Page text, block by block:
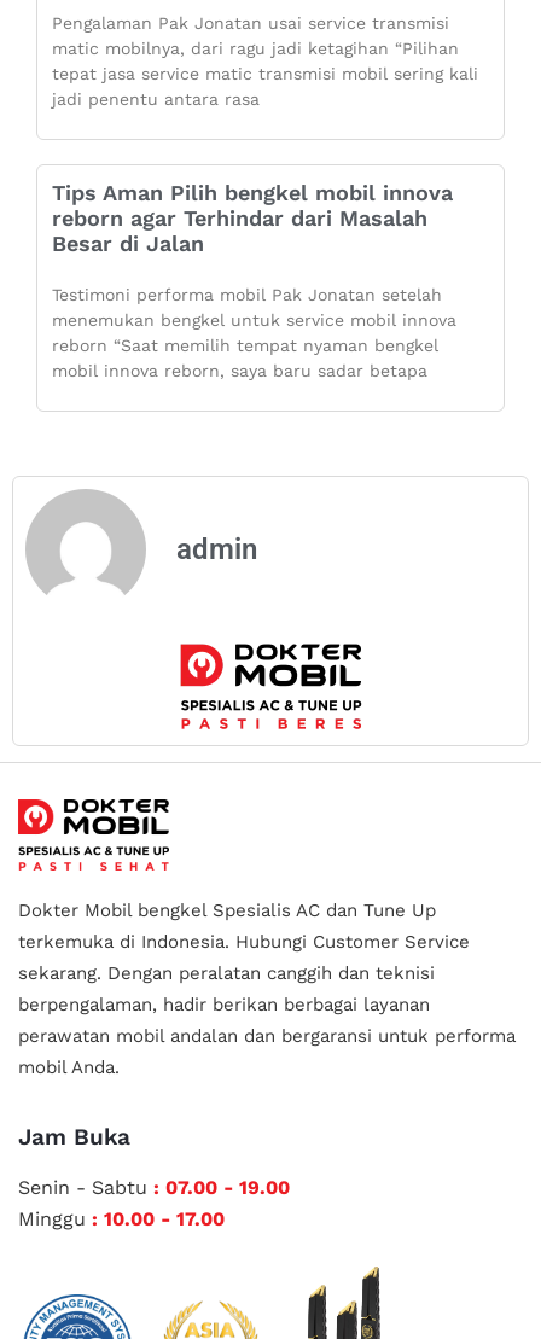
Pengalaman Pak Jonatan usai service transmisi
matic mobilnya, dari ragu jadi ketagihan “Pilihan
tepat jasa service matic transmisi mobil sering kali
jadi penentu antara rasa
Tips Aman Pilih bengkel mobil innova
reborn agar Terhindar dari Masalah
Besar di Jalan
Testimoni performa mobil Pak Jonatan setelah
menemukan bengkel untuk service mobil innova
reborn “Saat memilih tempat nyaman bengkel
mobil innova reborn, saya baru sadar betapa
admin
Dokter Mobil bengkel Spesialis AC dan Tune Up
terkemuka di Indonesia. Hubungi Customer Service
sekarang. Dengan peralatan canggih dan teknisi
berpengalaman, hadir berikan berbagai layanan
perawatan mobil andalan dan bergaransi untuk performa
mobil Anda.
Jam Buka
Senin - Sabtu : 07.00 - 19.00
Minggu : 10.00 - 17.00